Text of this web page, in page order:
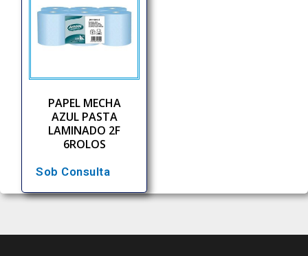
PAPEL MECHA
AZUL PASTA
LAMINADO 2F
6ROLOS
Sob Consulta